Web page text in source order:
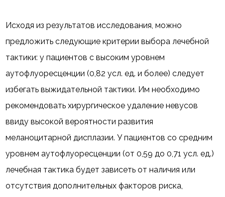
Исходя из результатов исследования, можно
предложить следующие критерии выбора лечебной
тактики: у пациентов с высоким уровнем
аутофлуоресценции (0,82 усл. ед. и более) следует
избегать выжидательной тактики. Им необходимо
рекомендовать хирургическое удаление невусов
ввиду высокой вероятности развития
меланоцитарной дисплазии. У пациентов со средним
уровнем аутофлуоресценции (от 0,59 до 0,71 усл. ед.)
лечебная тактика будет зависеть от наличия или
отсутствия дополнительных факторов риска,